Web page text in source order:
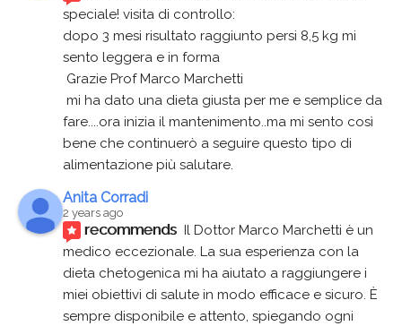
speciale! visita di controllo:
dopo 3 mesi risultato raggiunto persi 8,5 kg mi
sento leggera e in forma
Grazie Prof Marco Marchetti
fare....ora inizia il mantenimento..ma mi sento così
bene che continuerò a seguire questo tipo di
alimentazione più salutare.
Anita Corradi
2 years ago
recommends Il Dottor Marco Marchetti è un
medico eccezionale. La sua esperienza con la
dieta chetogenica mi ha aiutato a raggiungere i
miei obiettivi di salute in modo efficace e sicuro. È
sempre disponibile e attento, spiegando ogni